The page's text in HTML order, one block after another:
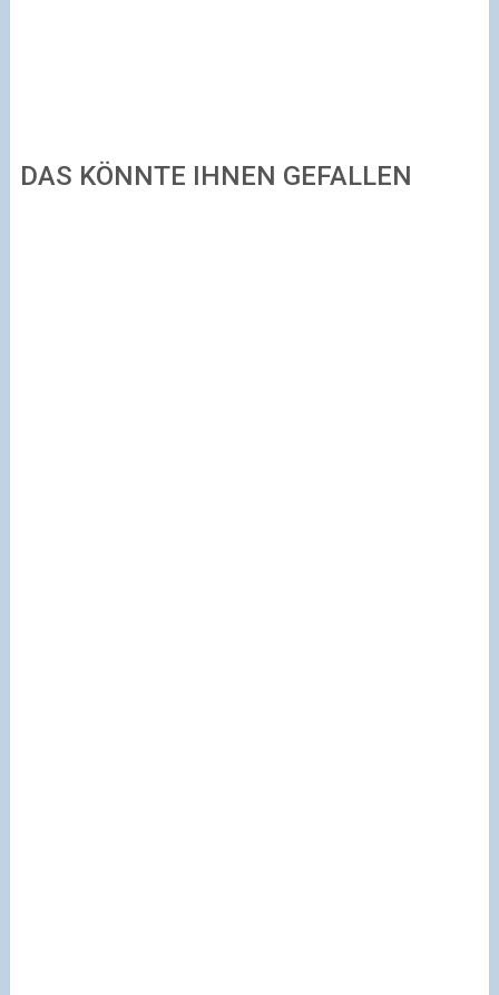
DAS KÖNNTE IHNEN GEFALLEN